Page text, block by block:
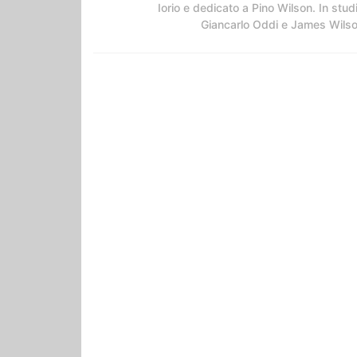
Iorio e dedicato a Pino Wilson. In
Giancarlo Oddi e James